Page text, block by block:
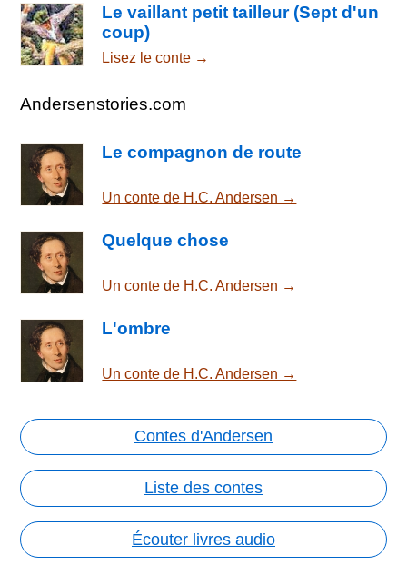
Le vaillant petit tailleur (Sept d'un
coup)
Lisez le conte →
Andersenstories.com
Le compagnon de route
Un conte de H.C. Andersen →
Quelque chose
Un conte de H.C. Andersen →
L'ombre
Un conte de H.C. Andersen →
Contes d'Andersen
Liste des contes
Écouter livres audio